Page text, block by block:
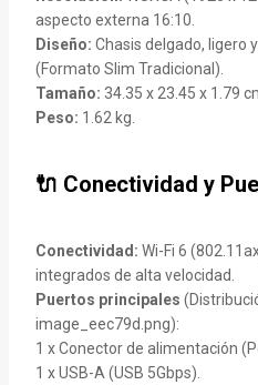
aspecto externa 16:10.
Diseño: Chasis delgado, ligero
(Formato Slim Tradicional).
Tamaño: 34.35 x 23.45 x 1.79
Peso: 1.62 kg.
🔌 Conectividad y
Conectividad: Wi-Fi 6
integrados de alta velocidad.
Puertos principales
image_eec79d.png):
1 x Conector de alimentación
1 x USB-A (USB 5Gbps).